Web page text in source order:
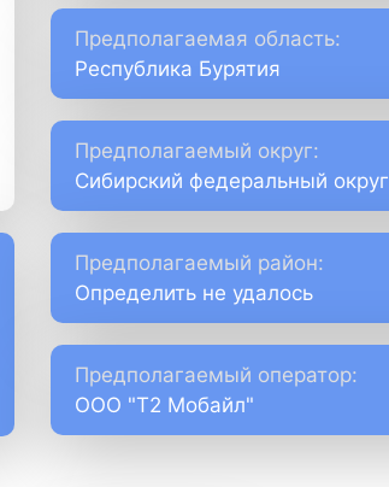
Предполагаемая область:
Республика Бурятия
Предполагаемый округ:
Сибирский федеральный округ
Предполагаемый район:
Определить не удалось
Предполагаемый оператор:
ООО "Т2 Мобайл"